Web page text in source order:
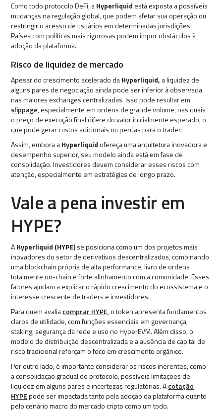
Como todo protocolo DeFi, aHyperliquid está exposta a possíveis
mudanças na regulação global, que podem afetar sua operação ou
restringir o acesso de usuários em determinadas jurisdições.
Países com políticas mais rigorosas podem impor obstáculos à
adoção da plataforma.
Risco de liquidez de mercado
Apesar do crescimento acelerado daHyperliquid, a liquidez de
alguns pares de negociação ainda pode ser inferior à observada
nas maiores exchanges centralizadas. Isso pode resultar em
slippage, especialmente em ordens de grande volume, nas quais
o preço de execução final difere do valor inicialmente esperado, o
que pode gerar custos adicionais ou perdas para o trader.
Assim, embora aHyperliquidofereça uma arquitetura inovadora e
desempenho superior, seu modelo ainda está em fase de
consolidação. Investidores devem considerar esses riscos com
atenção, especialmente em estratégias de longo prazo.
Vale a pena investir em
HYPE?
AHyperliquid (HYPE)se posiciona como um dos projetos mais
inovadores do setor de derivativos descentralizados, combinando
uma blockchain própria de alta performance, livro de ordens
totalmente on-chain e forte alinhamento com a comunidade. Esses
fatores ajudam a explicar o rápido crescimento do ecossistema e o
interesse crescente de traders e investidores.
Para quem avaliacomprar HYPE, o token apresenta fundamentos
claros de utilidade, com funções essenciais em governança,
staking, segurança da rede e uso no HyperEVM. Além disso, o
modelo de distribuição descentralizada e a ausência de capital de
risco tradicional reforçam o foco em crescimento orgânico.
Por outro lado, é importante considerar os riscos inerentes, como
a consolidação gradual do protocolo, possíveis limitações de
liquidez em alguns pares e incertezas regulatórias. Acotação
HYPEpode ser impactada tanto pela adoção da plataforma quanto
pelo cenário macro do mercado cripto como um todo.